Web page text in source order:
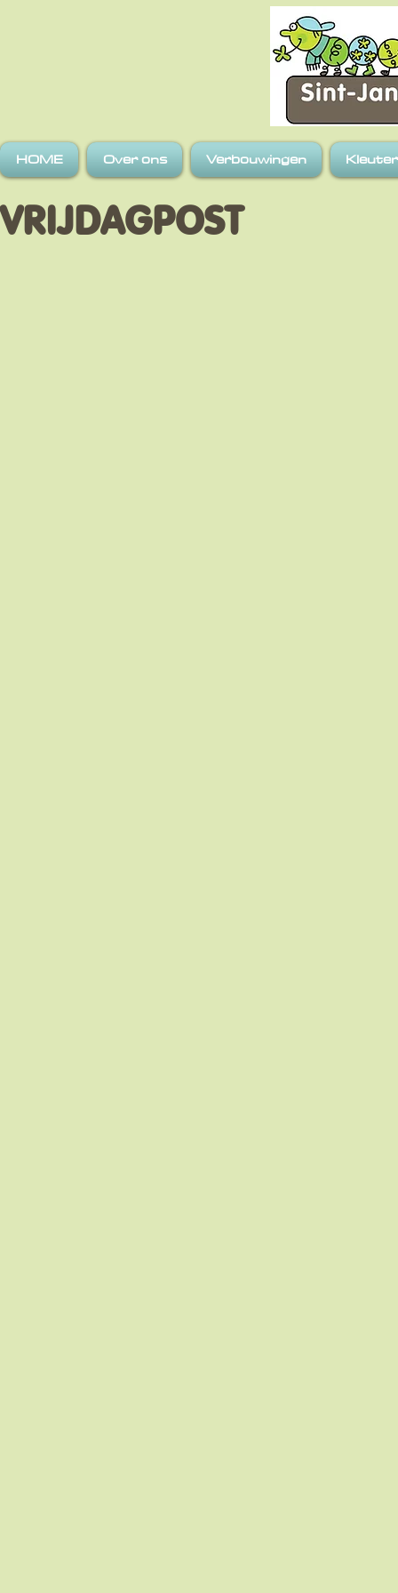
HOME Over ons Verbouwingen
VRIJDAGPOST